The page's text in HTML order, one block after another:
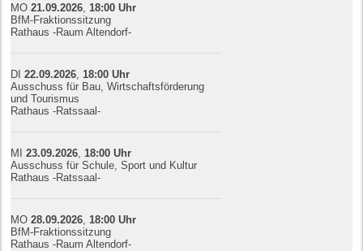
MO21.09.2026 18:00 Uhr
BfM-Fraktionssitzung
Rathaus -Raum Altendorf-
DI22.09.2026 18:00 Uhr
Ausschuss für Bau, Wirtschaftsförderung
und Tourismus
Rathaus -Ratssaal-
MI23.09.2026 18:00 Uhr
Ausschuss für Schule, Sport und Kultur
Rathaus -Ratssaal-
MO28.09.2026 18:00 Uhr
BfM-Fraktionssitzung
Rathaus -Raum Altendorf-